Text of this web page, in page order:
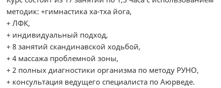
методик: +гимнастика ха-тха йога,
+ ЛФК,
+ индивидуальный подход,
+ 8 занятий скандинавской ходьбой,
+ 4 массажа проблемной зоны,
+ 2 полных диагностики организма по методу РУНО,
+ консультация ведущего специалиста по Аюрведе.